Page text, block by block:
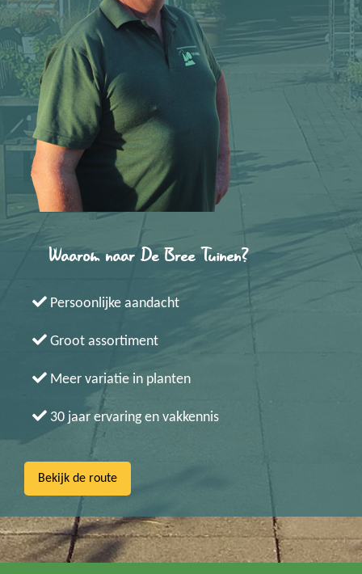
Waarom naar De Bree Tuinen?
Persoonlijke aandacht
Groot assortiment
Meer variatie in planten
30 jaar ervaring en vakkennis
Bekijk de route